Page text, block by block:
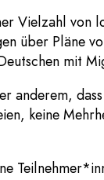
Vielzahl von
über Pläne
mit
anderem,
keine